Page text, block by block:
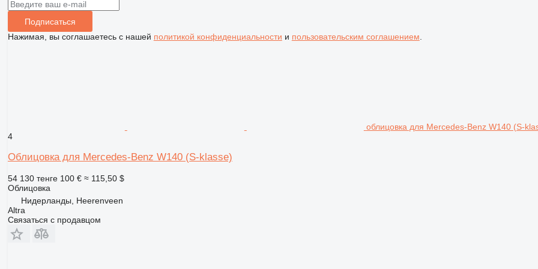
Подписаться
Нажимая, вы соглашаетесь с нашей политикой конфиденциальности и пользовательским соглашением
облицовка для Mercedes-Benz W140 (S-
4
Облицовка для Mercedes-Benz W140 (S-klasse)
54 130 тенге 100 € ≈ 115,50 $
Облицовка
Нидерланды, Heerenveen
Altra
Связаться с продавцом